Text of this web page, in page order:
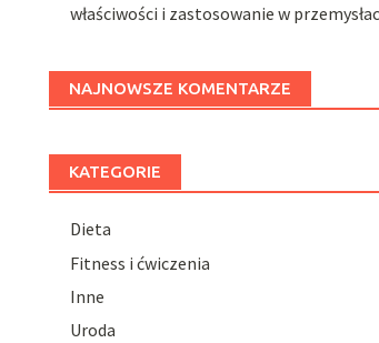
właściwości i zastosowanie w
NAJNOWSZE KOMENTARZE
KATEGORIE
Dieta
Fitness i ćwiczenia
Inne
Uroda